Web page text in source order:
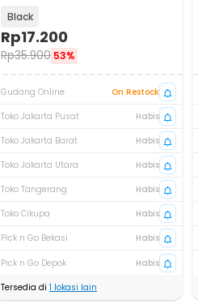
Black
Rp17.200
Rp35.900 53%
Gudang Online
On Restock
Toko Jakarta Pusat
Habis
Toko Jakarta Barat
Habis
Toko Jakarta Utara
Habis
Toko Tangerang
Habis
Toko Cikupa
Habis
Pick n Go Bekasi
Habis
Pick n Go Depok
Habis
Tersedia di 1 lokasi lain